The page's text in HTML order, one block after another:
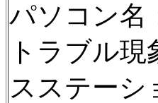
パソコン名
トラブル
スステーシ